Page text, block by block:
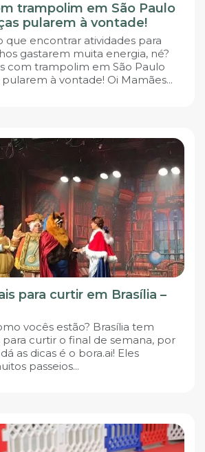
trampolim em São Paulo
pularem à vontade!
que encontrar atividades para
gastarem muita energia, né?
com trampolim em São Paulo
pularem à vontade! Oi Mamães...
para curtir em Brasília –
vocês estão? Brasília tem
para curtir o final de semana, por
as dicas é o bora.ai! Eles
passeios...